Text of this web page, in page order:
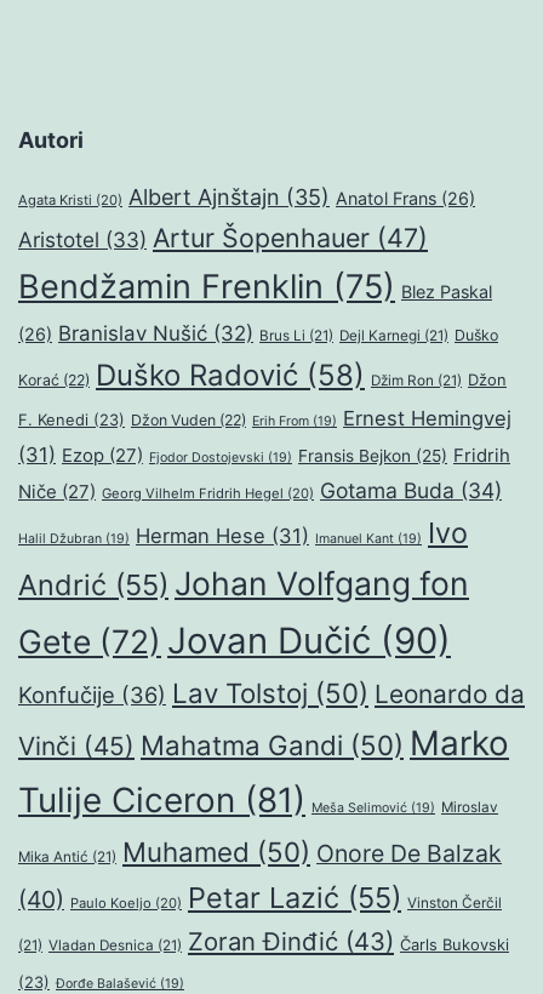
Autori
Agata Kristi (20) Albert Ajnštajn (35) Anatol Frans (26)
Aristotel (33) Artur Šopenhauer (47)
Bendžamin Frenklin (75) Blez Paskal
(26) Branislav Nušić (32) Brus Li (21) Dejl Karnegi (21) Duško
Korać (22) Duško Radović (58) Džim Ron (21) Džon
F. Kenedi (23) Džon Vuden (22) Erih From (19) Ernest Hemingvej
(31) Ezop (27) Fjodor Dostojevski (19) Fransis Bejkon (25) Fridrih
Niče (27) Georg Vilhelm Fridrih Hegel (20) Gotama Buda (34)
Halil Džubran (19) Herman Hese (31) Imanuel Kant (19)
Ivo
Andrić (55) Johan Volfgang fon
Gete (72) Jovan Dučić (90)
Konfučije (36) Lav Tolstoj (50) Leonardo da
Vinči (45) Mahatma Gandi (50) Marko
Tulije Ciceron (81) Meša Selimović (19) Miroslav
Mika Antić (21) Muhamed (50) Onore De Balzak
(40) Paulo Koeljo (20) Petar Lazić (55) Vinston Čerčil
(21) Vladan Desnica (21) Zoran Đinđić (43) Čarls Bukovski
(23) Đorđe Balašević (19)